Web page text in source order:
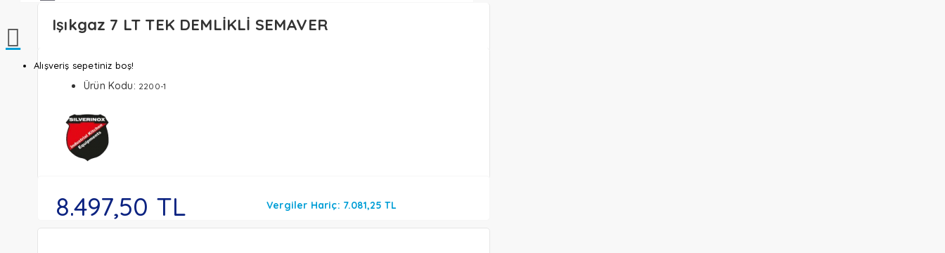
Alışveriş sepetiniz boş!
Işıkgaz 7 LT TEK DEMLİKLİ SEMAVER
Ürün Kodu: 2200-1
8.497,50 TL Vergiler Hariç: 7.081,25 TL